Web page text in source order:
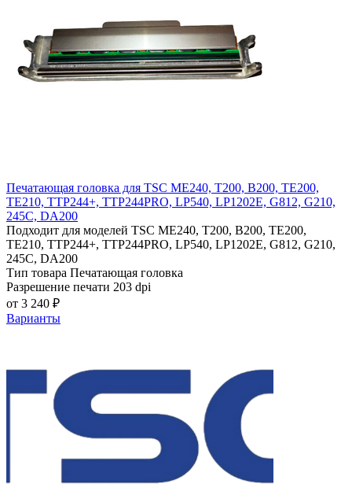
Печатающая головка для TSC ME240, T200, B200, TE200,
TE210, TTP244+, TTP244PRO, LP540, LP1202E, G812, G210,
245C, DA200
Подходит для моделей TSC ME240, T200, B200, TE200,
TE210, TTP244+, TTP244PRO, LP540, LP1202E, G812, G210,
245C, DA200
Тип товара Печатающая головка
Разрешение печати 203 dpi
от 3 240 ₽
Варианты